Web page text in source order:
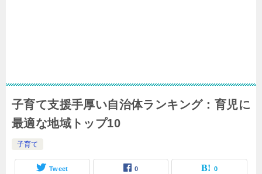
子育て支援手厚い自治体ランキング：育児に
最適な地域トップ10
子育て
Tweet 0 0